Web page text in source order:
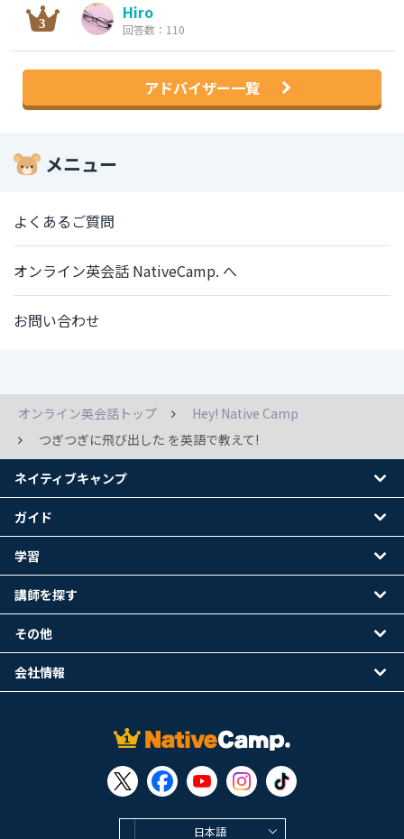
Hiro
回答数：110
アドバイザー一覧
メニュー
よくあるご質問
オンライン英会話 NativeCamp. へ
お問い合わせ
オンライン英会話トップ
Hey! Native Camp
つぎつぎに飛び出した を英語で教えて!
日本語
ネイティブキャンプ
ガイド
学習
講師を探す
その他
会社情報